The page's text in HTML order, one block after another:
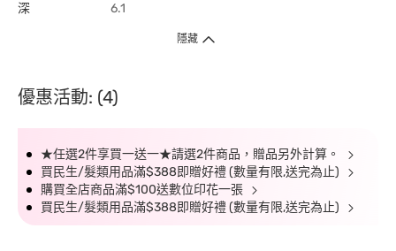
深 6.1
隱藏
優惠活動: (4)
★任選2件享買一送一★請選2件商品，贈品另外計算。
買民生/髮類用品滿$388即贈好禮 (數量有限,送完為止)
購買全店商品滿$100送數位印花一張
買民生/髮類用品滿$388即贈好禮 (數量有限,送完為止)